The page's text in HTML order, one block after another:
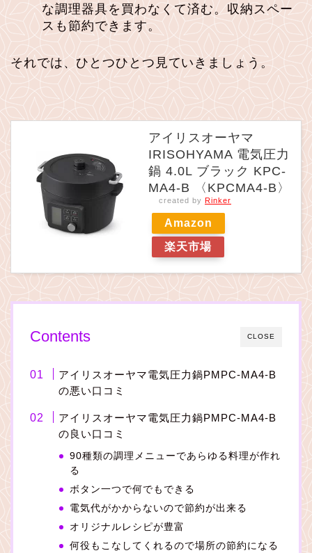
な調理器具を買わなくて済む。収納スペー
スも節約できます。
それでは、ひとつひとつ見ていきましょう。
アイリスオーヤマ
IRISOHYAMA 電気圧力
鍋 4.0L ブラック KPC-
MA4-B 〈KPCMA4-B〉
created by Rinker
Amazon
楽天市場
CLOSE
Contents
アイリスオーヤマ電気圧力鍋PMPC-MA4-B
の悪い口コミ
アイリスオーヤマ電気圧力鍋PMPC-MA4-B
の良い口コミ
90種類の調理メニューであらゆる料理が作れ
る
ボタン一つで何でもできる
電気代がかからないので節約が出来る
オリジナルレシピが豊富
何役もこなしてくれるので場所の節約になる